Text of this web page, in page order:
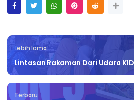
Lebih lama
Lintasan Rakaman Dari Udara
Terbaru